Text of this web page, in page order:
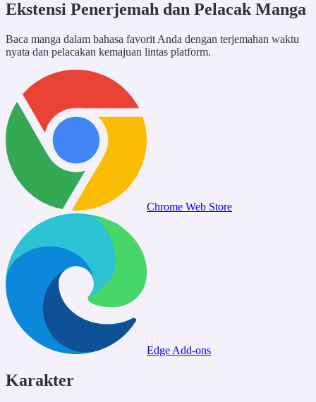
Ekstensi Penerjemah dan Pelacak Manga
Baca manga dalam bahasa favorit Anda dengan terjemahan waktu
nyata dan pelacakan kemajuan lintas platform.
Chrome Web Store
Edge Add-ons
Karakter